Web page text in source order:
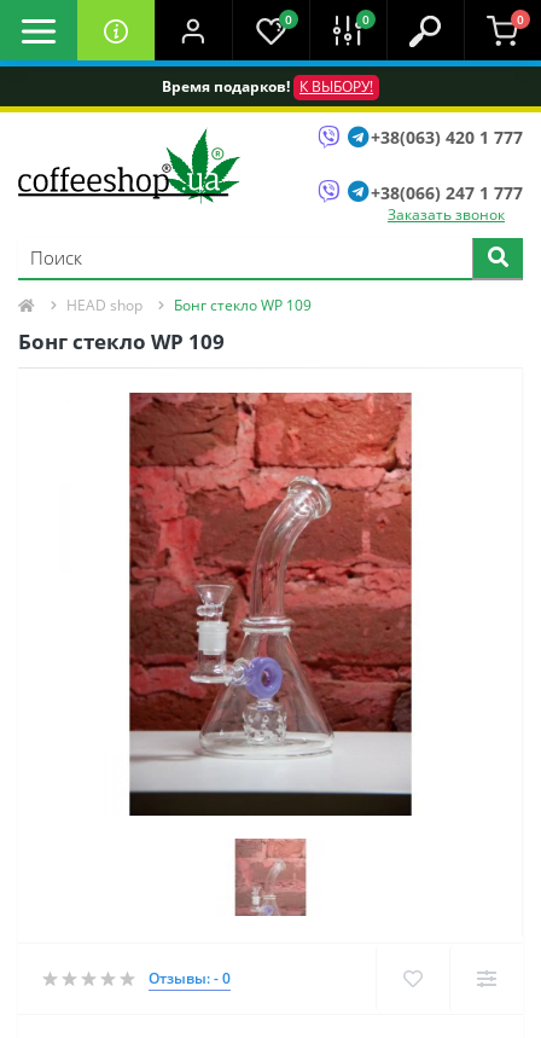
Время подарков! К ВЫБОРУ!
0 0 0
+38(063) 420 1 777
+38(066) 247 1 777
Заказать звонок
HEAD shop Бонг стекло WP 109
Бонг стекло WP 109
Отзывы: - 0